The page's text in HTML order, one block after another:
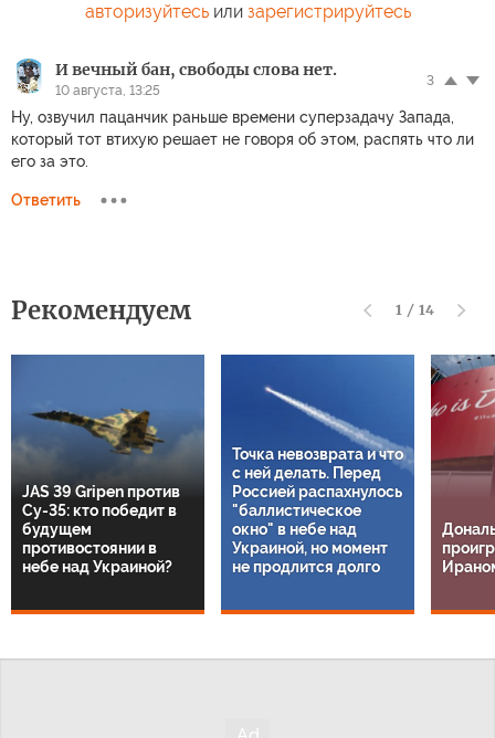
авторизуйтесьили зарегистрируйтесь
И вечный бан, свободы слова нет.
10 августа, 13:25
3
Ну, озвучил пацанчик раньше времени суперзадачу Запада,
который тот втихую решает не говоря об этом, распять что ли
его за это.
Ответить
Рекомендуем 1 / 14
JAS 39 Gripen против
Су-35: кто победит в
будущем
противостоянии в
небе над Украиной?
Точка невозврата и что
с ней делать. Перед
Россией распахнулось
"баллистическое
окно" в небе над
Украиной, но момент
не продлится долго